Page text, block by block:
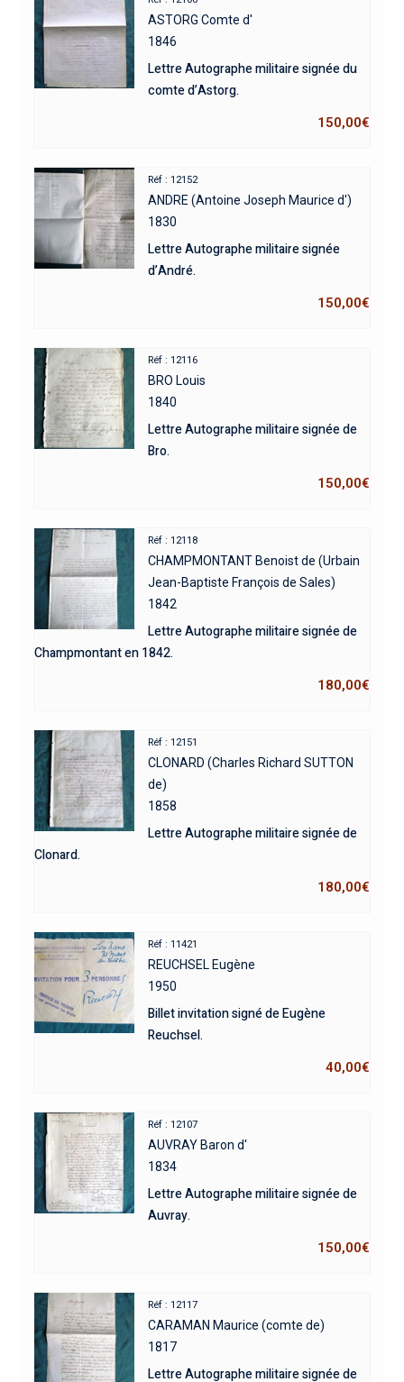
ASTORG Comte d'
1846
Lettre Autographe militaire signée du
comte d’Astorg.
150,00€
Réf : 12152
ANDRE (Antoine Joseph Maurice d')
1830
Lettre Autographe militaire signée
d’André.
150,00€
Réf : 12116
BRO Louis
1840
Lettre Autographe militaire signée de
Bro.
150,00€
Réf : 12118
CHAMPMONTANT Benoist de (Urbain
Jean-Baptiste François de Sales)
1842
Lettre Autographe militaire signée de
Champmontant en 1842.
180,00€
Réf : 12151
CLONARD (Charles Richard SUTTON
de)
1858
Lettre Autographe militaire signée de
Clonard.
180,00€
Réf : 11421
REUCHSEL Eugène
1950
Billet invitation signé de Eugène
Reuchsel.
40,00€
Réf : 12107
AUVRAY Baron d'
1834
Lettre Autographe militaire signée de
Auvray.
150,00€
Réf : 12117
CARAMAN Maurice (comte de)
1817
Lettre Autographe militaire signée de